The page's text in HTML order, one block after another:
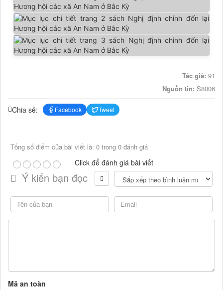
Tác giả: 91
Nguồn tin: S8006
Chia sẻ: Facebook Tweet
Tổng số điểm của bài viết là: 0 trong 0 đánh giá
Click để đánh giá bài viết
Ý kiến bạn đọc
Mã an toàn